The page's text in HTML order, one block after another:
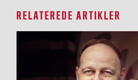
RELATEREDE ARTIKLER